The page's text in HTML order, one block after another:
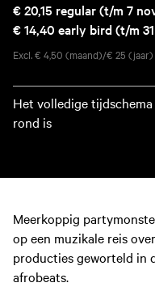
€ 20,15 regular (t/m 7
€ 14,40 early bird (t/m
Excl. € 4,50 (maand)/€ 25
Het volledige
rond is
Meerkoppig
op een muzikale reis
producties geworteld in
afrobeats.